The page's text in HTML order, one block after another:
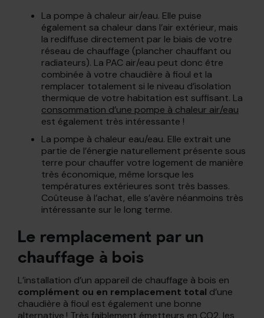
La pompe à chaleur air/eau. Elle puise
également sa chaleur dans l’air extérieur, mais
la rediffuse directement par le biais de votre
réseau de chauffage (plancher chauffant ou
radiateurs). La PAC air/eau peut donc être
combinée à votre chaudière à fioul et la
remplacer totalement si le niveau d’isolation
thermique de votre habitation est suffisant. La
consommation d’une pompe à chaleur air/eau
est également très intéressante !
La pompe à chaleur eau/eau. Elle extrait une
partie de l’énergie naturellement présente sous
terre pour chauffer votre logement de manière
très économique, même lorsque les
températures extérieures sont très basses.
Coûteuse à l’achat, elle s’avère néanmoins très
intéressante sur le long terme.
Le remplacement par un
chauffage à bois
L’installation d’un appareil de chauffage à bois en
complément ou en remplacement total d’une
chaudière à fioul est également une bonne
alternative ! Très faiblement émetteurs en CO2, les